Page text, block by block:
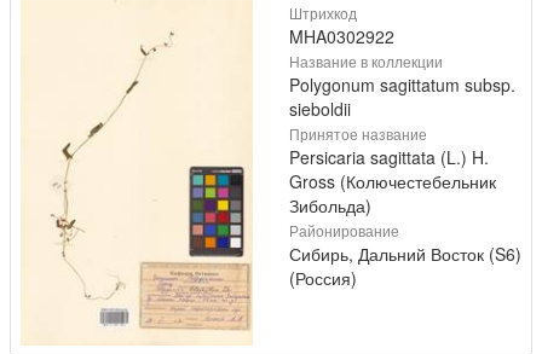
Штрихкод
MHA0302922
Название в коллекции
Polygonum sagittatum subsp.
sieboldii
Принятое название
Persicaria sagittata (L.) H.
Gross (Колючестебельник
Зибольда)
Районирование
Сибирь, Дальний Восток (S6)
(Россия)